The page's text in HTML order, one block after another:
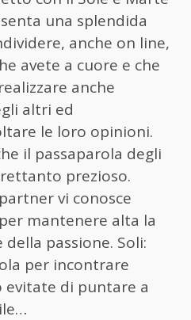
una splendida
anche on line,
avete a cuore e che
anche
altri ed
le loro opinioni.
il passaparola degli
prezioso.
vi conosce
mantenere alta la
passione. Soli:
per incontrare
evitate di puntare a